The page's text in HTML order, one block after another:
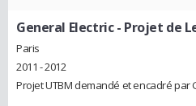
General Electric- Projet de
Paris
2011 - 2012
Projet UTBM demandé et encadré par